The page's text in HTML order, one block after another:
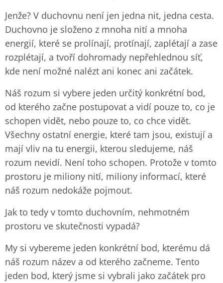
Jenže? V duchovnu není jen jedna nit, jedna cesta.
Duchovno je složeno z mnoha nití a mnoha
energií, které se prolínají, protínají, zaplétají a zase
rozplétají, a tvoří dohromady nepřehlednou síť,
kde není možné nalézt ani konec ani začátek.
Náš rozum si vybere jeden určitý konkrétní bod,
od kterého začne postupovat a vidí pouze to, co je
schopen vidět, nebo pouze to, co chce vidět.
Všechny ostatní energie, které tam jsou, existují a
mají vliv na tu energii, kterou sledujeme, náš
rozum nevidí. Není toho schopen. Protože v tomto
prostoru je miliony nití, miliony informací, které
náš rozum nedokáže pojmout.
Jak to tedy v tomto duchovním, nehmotném
prostoru ve skutečnosti vypadá?
My si vybereme jeden konkrétní bod, kterému dá
náš rozum název a od kterého začneme. Tento
jeden bod, který jsme si vybrali jako začátek pro